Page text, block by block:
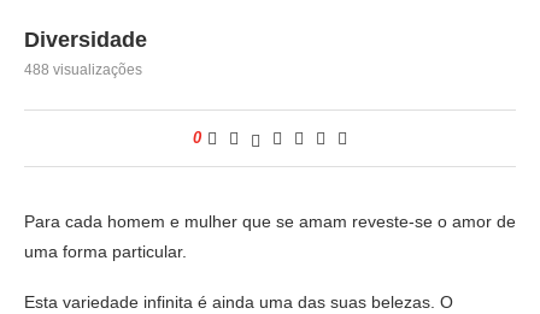
Diversidade
488 visualizações
0
Para cada homem e mulher que se amam reveste-se o amor de
uma forma particular.
Esta variedade infinita é ainda uma das suas belezas. O